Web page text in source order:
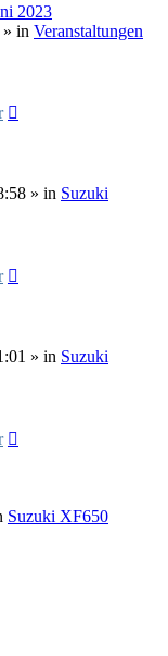
2023
» in Veranstaltungen
» in Suzuki
» in Suzuki
Suzuki XF650